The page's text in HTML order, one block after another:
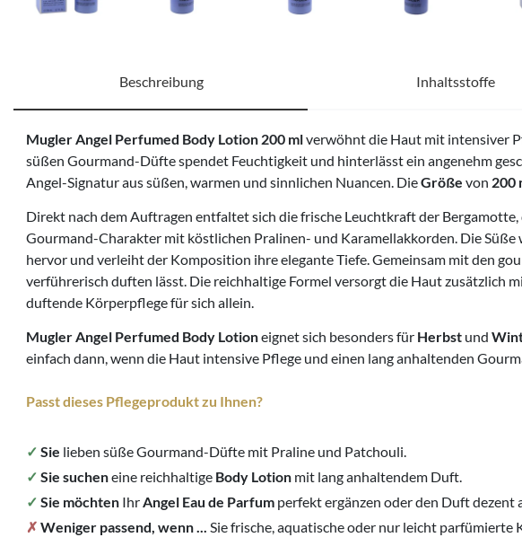
Beschreibung Inhaltsstoffe
Mugler Angel Perfumed Body Lotion 200 mlverwöhnt die Haut mit intensiver
süßen Gourmand-Düfte spendet Feuchtigkeit und hinterlässt ein angenehm
Angel-Signatur aus süßen, warmen und sinnlichen Nuancen. DieGröße von 200
Direkt nach dem Auftragen entfaltet sich die frische Leuchtkraft der
Gourmand-Charakter mit köstlichen Pralinen- und Karamellakkorden. Die
hervor und verleiht der Komposition ihre elegante Tiefe. Gemeinsam mit den
verführerisch duften lässt. Die reichhaltige Formel versorgt die Haut zusätzlich
duftende Körperpflege für sich allein.
Mugler Angel Perfumed Body Lotioneignet sich besonders für Herbst und
einfach dann, wenn die Haut intensive Pflege und einen lang anhaltenden
Passt dieses Pflegeprodukt zu Ihnen?
✓ Sie lieben süße Gourmand-Düfte mit Praline und Patchouli.
✓ Sie sucheneine reichhaltige Body Lotion mit lang anhaltendem Duft.
✓ Sie möchten IhrAngel Eau de Parfum perfekt ergänzen oder den Duft dezent
✗ Weniger passend, wenn ... Sie frische, aquatische oder nur leicht parfümierte